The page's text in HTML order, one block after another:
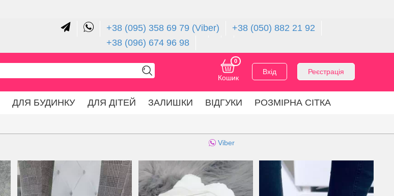
+38 (095) 358 69 79 (Viber)
+38 (050) 882 21 92
+38 (096) 674 96 98
Реєстрація
Вхід
Кошик
0
ДЛЯ БУДИНКУ ДЛЯ ДІТЕЙ ЗАЛИШКИ ВІДГУКИ РОЗМІРНА СІТКА
Viber